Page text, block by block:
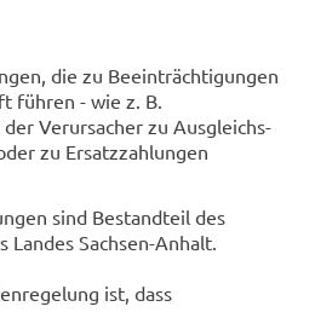
die zu Beeinträchtigungen
führen - wie z. B.
Verursacher zu Ausgleichs-
zu Ersatzzahlungen
sind Bestandteil des
Sachsen-Anhalt.
ist, dass